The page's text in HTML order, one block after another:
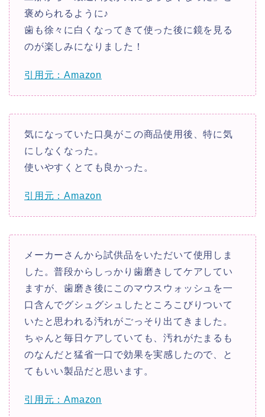
褒められるように♪
歯も徐々に白くなってきて使った後に鏡を見る
のが楽しみになりました！
引用元：Amazon
気になっていた口臭がこの商品使用後、特に気
にしなくなった。
使いやすくとても良かった。
引用元：Amazon
メーカーさんから試供品をいただいて使用しま
した。普段からしっかり歯磨きしてケアしてい
ますが、歯磨き後にこのマウスウォッシュを一
口含んでグシュグシュしたところこびりついて
いたと思われる汚れがごっそり出てきました。
ちゃんと毎日ケアしていても、汚れがたまるも
のなんだと猛省一口で効果を実感したので、と
てもいい製品だと思います。
引用元：Amazon